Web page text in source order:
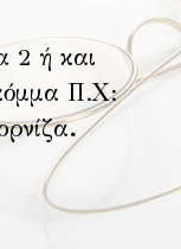
2 ή και
Π.Χ:
.